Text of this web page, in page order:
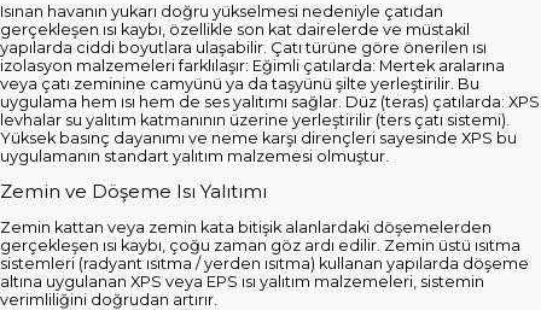
Isınan havanın yukarı doğru yükselmesi nedeniyle çatıdan
gerçekleşen ısı kaybı, özellikle son kat dairelerde ve müstakil
yapılarda ciddi boyutlara ulaşabilir. Çatı türüne göre önerilen ısı
izolasyon malzemeleri farklılaşır: Eğimli çatılarda: Mertek aralarına
veya çatı zeminine camyünü ya da taşyünü şilte yerleştirilir. Bu
uygulama hem ısı hem de ses yalıtımı sağlar. Düz (teras) çatılarda: XPS
levhalar su yalıtım katmanının üzerine yerleştirilir (ters çatı sistemi).
Yüksek basınç dayanımı ve neme karşı dirençleri sayesinde XPS bu
uygulamanın standart yalıtım malzemesi olmuştur.
Zemin ve Döşeme Isı Yalıtımı
Zemin kattan veya zemin kata bitişik alanlardaki döşemelerden
gerçekleşen ısı kaybı, çoğu zaman göz ardı edilir. Zemin üstü ısıtma
sistemleri (radyant ısıtma / yerden ısıtma) kullanan yapılarda döşeme
altına uygulanan XPS veya EPS ısı yalıtım malzemeleri, sistemin
verimliliğini doğrudan artırır.